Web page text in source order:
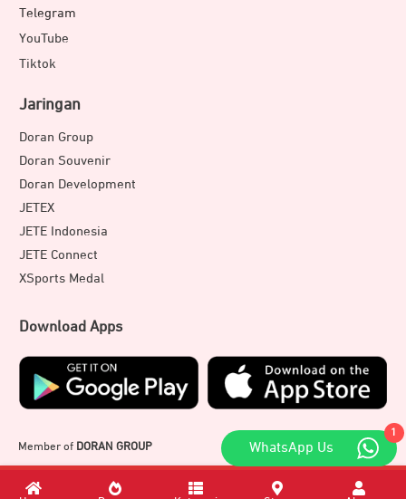
Telegram
YouTube
Tiktok
Jaringan
Doran Group
Doran Souvenir
Doran Development
JETEX
JETE Indonesia
JETE Connect
XSports Medal
Download Apps
Member of DORAN GROUP
1
WhatsApp Us